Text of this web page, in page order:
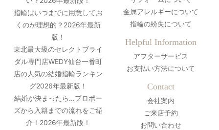
指輪はいつまでに用意してお
くのが理想的？2026年最新
版！
東北最大級のセレクトブライ
ダル専門店WEDY仙台一番町
店の人気の結婚指輪ランキン
グ2026年最新版！
結婚が決まったら…プロポー
ズから入籍までの流れをご紹
介！2026年最新版！
金属アレルギーについて
指輪の紛失について
Helpful Information
アフターサービス
お支払い方法について
Contact
会社案内
ご来店予約
お問い合わせ